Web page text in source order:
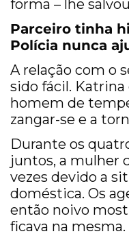
forma – lhe
Parceiro tinha
Polícia nunca
A relação com o
sido fácil.
homem de
zangar-se e a
Durante os
juntos, a mulher
vezes devido a
doméstica. Os
então noivo
ficava na mesma.